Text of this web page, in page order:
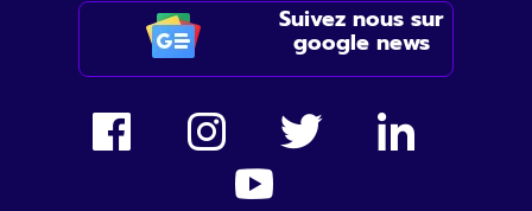
Suivez nous sur
google news